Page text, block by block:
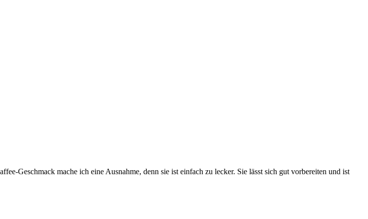
Geschmack mache ich eine Aus­nah­me, denn sie ist ein­fach zu lecker. Sie lässt sich gut vor­be­rei­ten und ist